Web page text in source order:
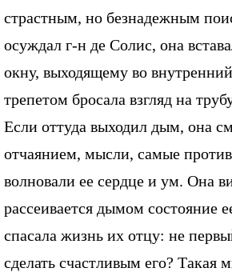
страстным, но безнадежным
осуждал г-н де Солис, она
окну, выходящему во
трепетом бросала взгляд на
Если оттуда выходил дым, она
отчаянием, мысли, самые
волновали ее сердце и ум. Она
рассеивается дымом состояние
спасала жизнь их отцу: не
сделать счастливым его? Такая